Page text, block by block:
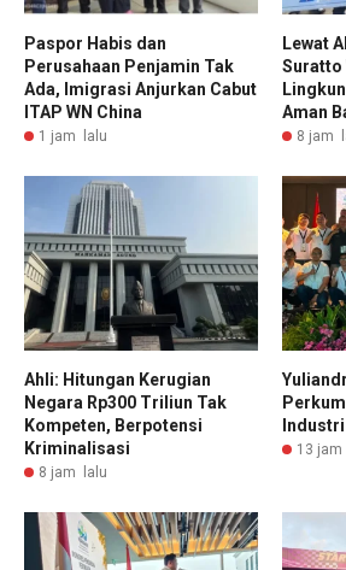
Paspor Habis dan
Perusahaan Penjamin Tak
Ada, Imigrasi Anjurkan Cabut
ITAP WN China
1 jam lalu
Lewat
Suratto
Aman
8 jam
Ahli: Hitungan Kerugian
Negara Rp300 Triliun Tak
Kompeten, Berpotensi
Kriminalisasi
8 jam lalu
13